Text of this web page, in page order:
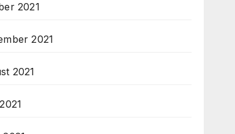
2021
2021
2021